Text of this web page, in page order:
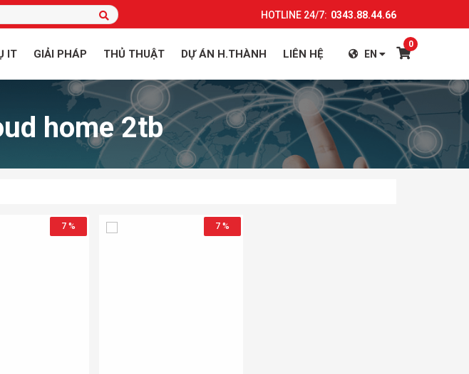
HOTLINE 24/7: 0343.88.44.66
IT GIẢI PHÁP THỦ THUẬT DỰ ÁN H.THÀNH LIÊN HỆ EN
0
home 2tb
7 % 7 %